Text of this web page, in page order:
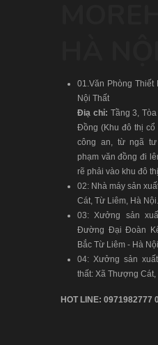
01.Văn Phòng Thiết
Nội Thất
Điạ chỉ: Tầng 3,
Đồng (Khu đô thị
công an, từ ngã
phạm văn đồng đi
rẽ phải vào khu đô
02: Nhà máy sản
Cát, Từ Liêm, Hà Nội.
03: Xưởng sản
Đường Đại Đoàn
Bắc Từ Liêm - Hà Nội
04: Xưởng sản
thất: Xã Thượng
HOT LINE: 0971982777